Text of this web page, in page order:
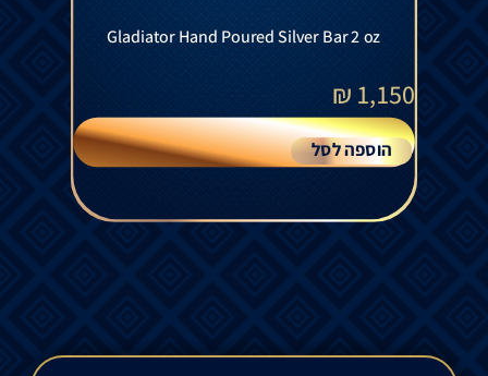
Gladiator Hand Poured Silver Bar 2 oz
1,150
₪
הוספה לסל